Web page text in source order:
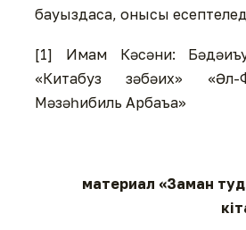
бауыздаса, онысы
[1] Имам Кәсәни:
«Китабуз зәбәих» «Әл-
Мәзәһибиль Арбаъа»
материал «Заман